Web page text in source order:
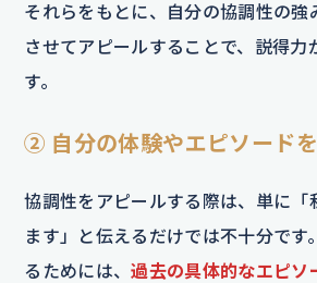
それらをもとに、自分の協調性の強
させてアピールすることで、説得力
す。
② 自分の体験やエピソード
協調性をアピールする際は、単に「
ます」と伝えるだけでは不十分です
るためには、過去の具体的なエピソ